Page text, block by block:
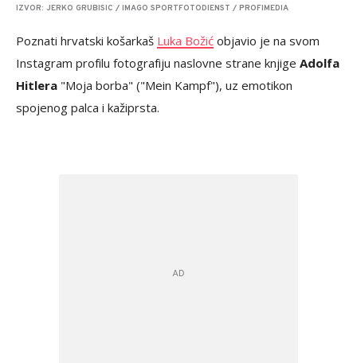
IZVOR: JERKO GRUBISIC / IMAGO SPORTFOTODIENST / PROFIMEDIA
Poznati hrvatski košarkaš Luka Božić objavio je na svom
Instagram profilu fotografiju naslovne strane knjige Adolfa
Hitlera "Moja borba" ("Mein Kampf"), uz emotikon
spojenog palca i kažiprsta.